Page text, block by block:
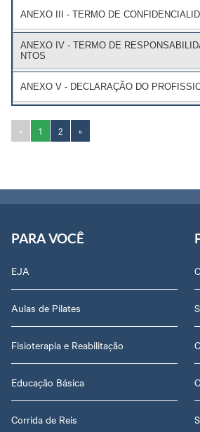
ANEXO III - TERMO DE
ANEXO IV - TERMO DE
NTOS
ANEXO V - DECLARAÇÃO DO
« 1 2 »
PARA VOCÊ
EJA
Aulas de Pilates
Fisioterapia e Reabilitação
Educação Básica
Corrida de Reis